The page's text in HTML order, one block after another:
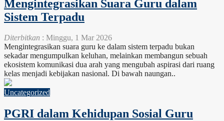
Mengintegrasikan Suara Guru dalam
Sistem Terpadu
Diterbitkan : Minggu, 1 Mar 2026
Mengintegrasikan suara guru ke dalam sistem terpadu bukan
sekadar mengumpulkan keluhan, melainkan membangun sebuah
ekosistem komunikasi dua arah yang mengubah aspirasi dari ruang
kelas menjadi kebijakan nasional. Di bawah naungan..
Uncategorized
PGRI dalam Kehidupan Sosial Guru